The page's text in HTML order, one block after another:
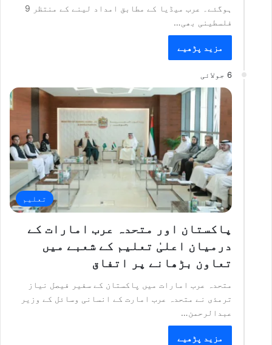
ہوگئے۔ عرب میڈیا کے مطابق امداد لینے کے منتظر 9
فلسطینی بھی…
مزید پڑھیے
6 جولائی
تعلیم
پاکستان اور متحدہ عرب امارات کے
درمیان اعلیٰ تعلیم کے شعبے میں
تعاون بڑھانے پر اتفاق
متحدہ عرب امارات میں پاکستان کے سفیر فیصل نیاز
ترمذی نے متحدہ عرب امارت کے انسانی وسائل کے وزیر
عبدالرحمن…
مزید پڑھیے